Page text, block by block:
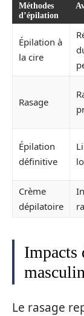
Méthodes
d’épilation
Épilation à
la cire
Rasage
Épilation
définitive
Crème
dépilatoire
Impacts
Le rasage